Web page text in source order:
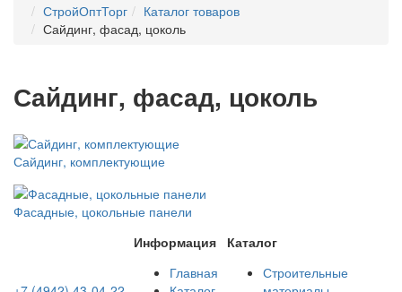
СтройОптТорг
Каталог товаров
Сайдинг, фасад, цоколь
Сайдинг, фасад, цоколь
Сайдинг, комплектующие
Фасадные, цокольные панели
Информация
Главная
Каталог
Строительные